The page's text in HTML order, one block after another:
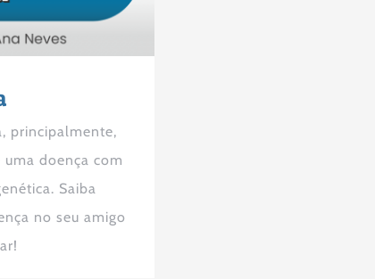
principalmente,
doença com
Saiba
no seu amigo